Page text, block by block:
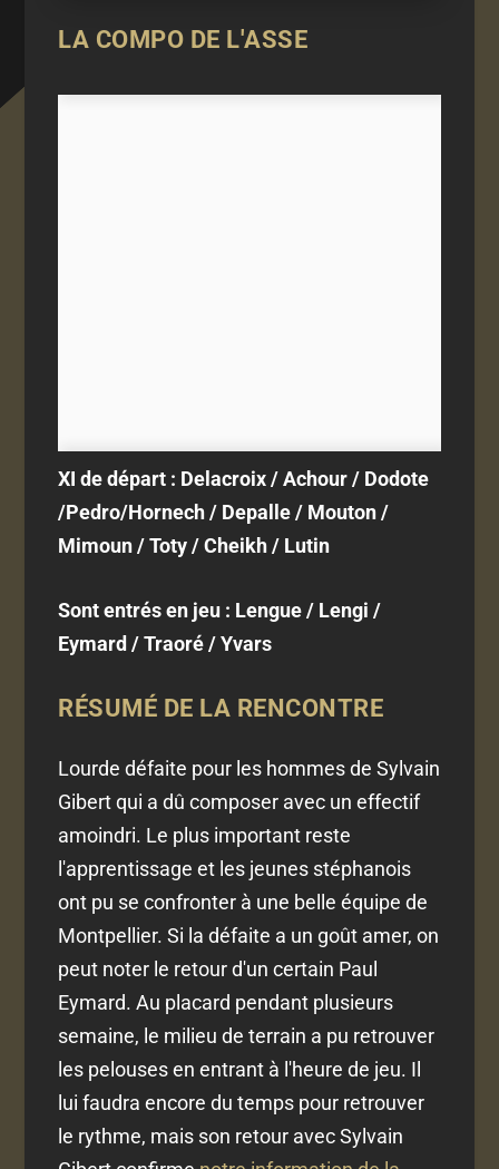
LA COMPO DE L'ASSE
XI de départ : Delacroix / Achour / Dodote
/Pedro/Hornech / Depalle / Mouton /
Mimoun / Toty / Cheikh / Lutin
Sont entrés en jeu : Lengue / Lengi /
Eymard / Traoré / Yvars
RÉSUMÉ DE LA RENCONTRE
Lourde défaite pour les hommes de Sylvain
Gibert qui a dû composer avec un effectif
amoindri. Le plus important reste
l'apprentissage et les jeunes stéphanois
ont pu se confronter à une belle équipe de
Montpellier. Si la défaite a un goût amer, on
peut noter le retour d'un certain Paul
Eymard. Au placard pendant plusieurs
semaine, le milieu de terrain a pu retrouver
les pelouses en entrant à l'heure de jeu. Il
lui faudra encore du temps pour retrouver
le rythme, mais son retour avec Sylvain